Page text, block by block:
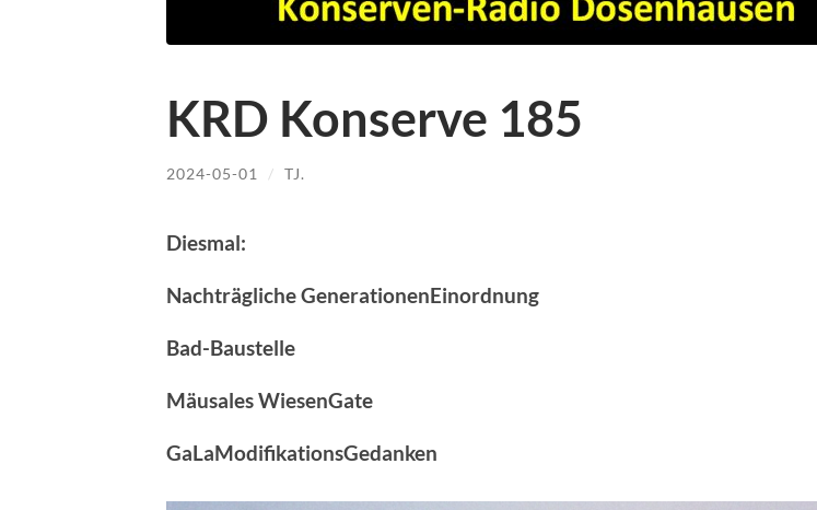
KRD Konserve 185
2024-05-01 / TJ.
Diesmal:
Nachträgliche GenerationenEinordnung
Bad-Baustelle
Mäusales WiesenGate
GaLaModifikationsGedanken